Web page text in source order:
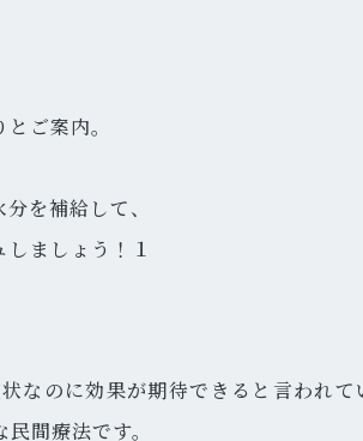
ご案内。
を補給して、
ましょう！１
なのに効果が期待できると言われて
間療法です。